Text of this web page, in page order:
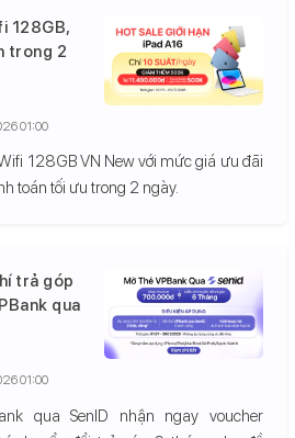
128GB,
trong 2
128GB VN New với mức giá ưu đãi
toán tối ưu trong 2 ngày.
01:00
trả góp
qua
qua SenID nhận ngay voucher
01:00